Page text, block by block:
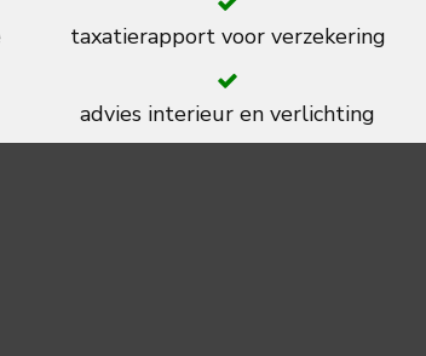
taxatierapport voor verzekering
advies interieur en verlichting